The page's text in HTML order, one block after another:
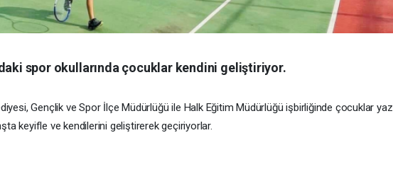
spor okullarında çocuklar kendini geliştiriyor.
Gençlik ve Spor İlçe Müdürlüğü ile Halk Eğitim Müdürlüğü işbirliğinde çocuklar yaz
keyifle ve kendilerini geliştirerek geçiriyorlar.